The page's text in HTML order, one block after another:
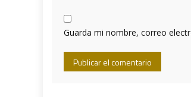
Guarda mi nombre, correo